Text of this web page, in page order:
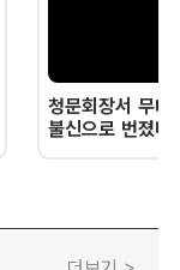
청문회장서 무너
불신으로 번졌